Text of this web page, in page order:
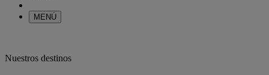
MENÚ
Nuestros destinos